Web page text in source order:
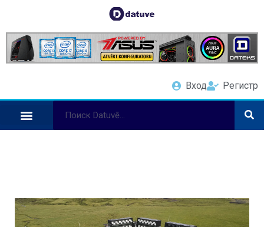
Вход Регистр